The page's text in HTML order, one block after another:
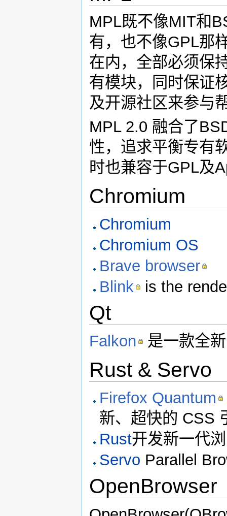
MPL既不像MIT和
有，也不像GPL那
在内，全部必须保
有模块，同时保证
及开源社区来参与
MPL 2.0 融合了
性，追求平衡专有
时也兼容于GPL及
Chromium
Chromium
Chromium OS
Brave browser
Blink
is the
Qt
Falkon 是一款全
Rust & Servo
Firefox Quantum
新、超快的 CSS
Rust开发新一代
Servo Parallel
OpenBrowser